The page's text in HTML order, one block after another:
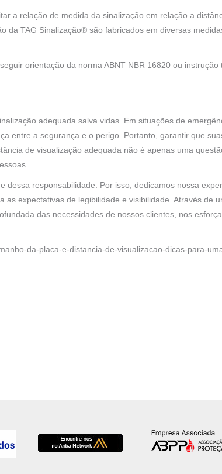
a relação de medida da sinalização em relação a
da TAG Sinalização® são fabricados em diversas
orientação da norma ABNT NBR 16820 ou instrução
adequada salva vidas. Em situações de
entre a segurança e o perigo. Portanto, garantir que
de visualização adequada não é apenas uma
dessa responsabilidade. Por isso, dedicamos nossa
expectativas de legibilidade e visibilidade. Através de
das necessidades de nossos clientes, nos
da-placa-e-distancia-de-visualizacao-dicas-para-